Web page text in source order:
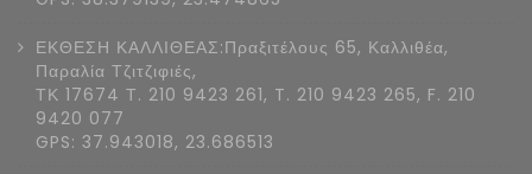
ΕΚΘΕΣΗ ΚΑΛΛΙΘΕΑΣ:Πραξιτέλους 65, Καλλιθέα,
Παραλία Τζιτζιφιές,
ΤΚ 17674 Τ. 210 9423 261, T. 210 9423 265, F. 210
9420 077
GPS: 37.943018, 23.686513